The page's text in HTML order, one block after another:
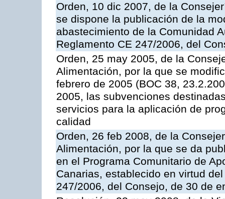
Orden, 10 dic 2007, de la
se dispone la publicación de la
abastecimiento de la Comunidad
Reglamento CE 247/2006, del
Orden, 25 may 2005, de la
Alimentación, por la que se
febrero de 2005 (BOC 38,
2005, las subvenciones
servicios para la aplicación de
calidad
Orden, 26 feb 2008, de la
Alimentación, por la que se da
en el Programa Comunitario de
Canarias, establecido en virtud
247/2006, del Consejo, de 30 de